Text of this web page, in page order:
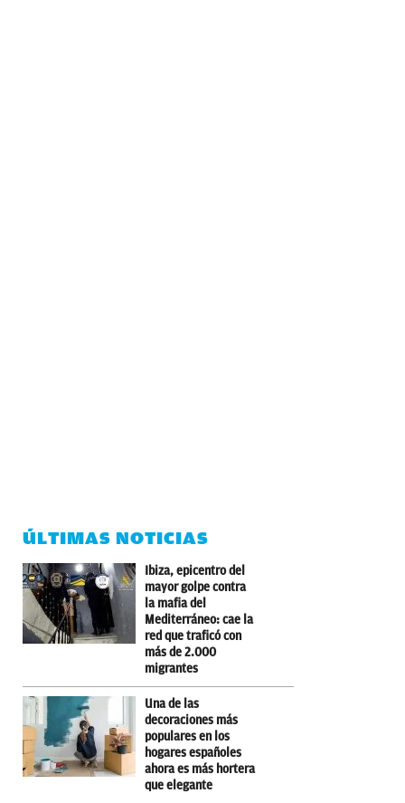
ÚLTIMAS NOTICIAS
Ibiza, epicentro del
mayor golpe contra
la mafia del
Mediterráneo: cae la
red que traficó con
más de 2.000
migrantes
Una de las
decoraciones más
populares en los
hogares españoles
ahora es más hortera
que elegante